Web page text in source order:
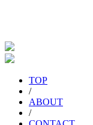
TOP
/
ABOUT
/